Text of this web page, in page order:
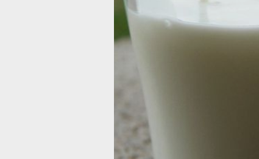
года». И таки образом, в продаже
фальсифицированная молочная
«Гринмилк», «предприятия-
В случае обнаружения этой
Разочарование